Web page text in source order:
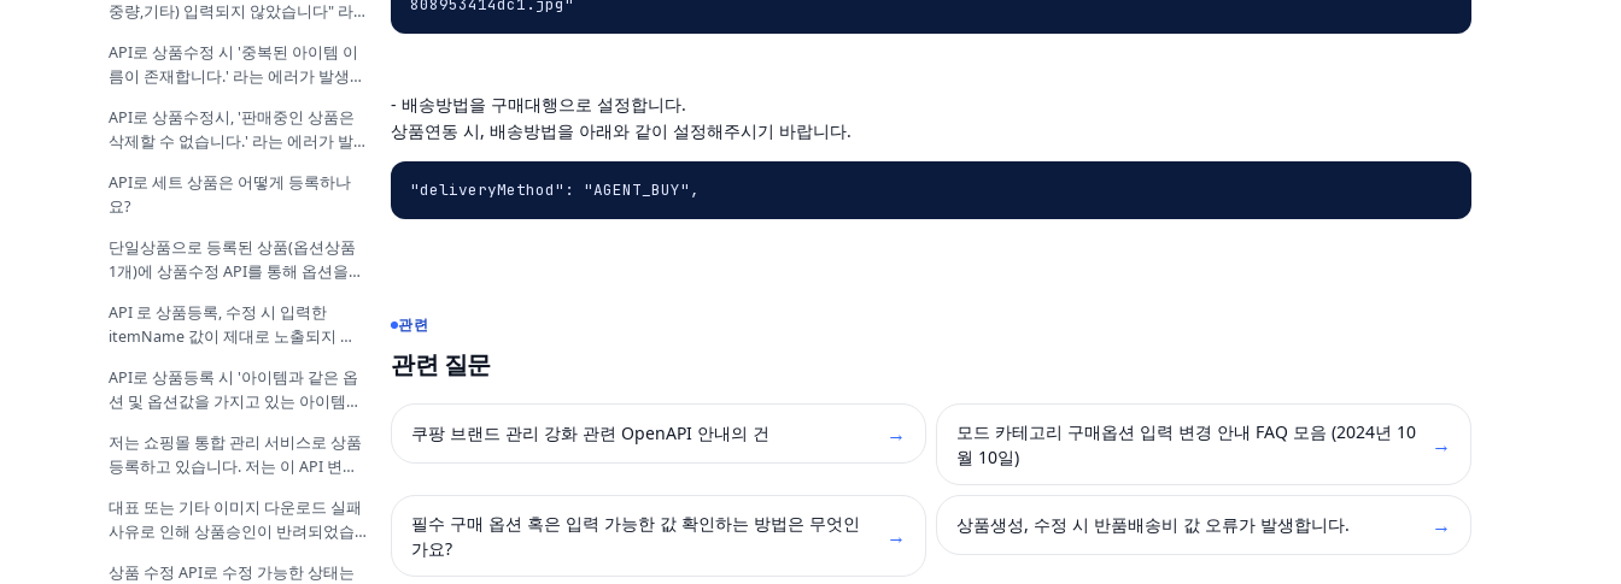
중량,기타) 입력되지 않았습니다" 라
API로 상품수정 시 '중복된 아이템 이
름이 존재합니다.' 라는 에러가 발생합
API로 상품수정시, '판매중인 상품은
삭제할 수 없습니다.' 라는 에러가 발
API로 세트 상품은 어떻게 등록하나
요?
단일상품으로 등록된 상품(옵션상품
1개)에 상품수정 API를 통해 옵션을
API 로 상품등록, 수정 시 입력한
itemName 값이 제대로 노출되지 않
API로 상품등록 시 '아이템과 같은 옵
션 및 옵션값을 가지고 있는 아이템이
생합니다.
저는 쇼핑몰 통합 관리 서비스로 상품
등록하고 있습니다. 저는 이 API 변경
대표 또는 기타 이미지 다운로드 실패
사유로 인해 상품승인이 반려되었습
상품 수정 API로 수정 가능한 상태는
- 배송방법을 구매대행으로 설정합니다.
상품연동 시, 배송방법을 아래와 같이 설정해주시기 바랍니다.
"deliveryMethod": "AGENT_BUY",
관련
관련 질문
쿠팡 브랜드 관리 강화 관련 OpenAPI 안내의 건 →
모드 카테고리 구매옵션 입력 변경 안내 FAQ 모음 (2024년 10
월 10일)
→
필수 구매 옵션 혹은 입력 가능한 값 확인하는 방법은 무엇인
가요?
→ 상품생성, 수정 시 반품배송비 값 오류가 발생합니다. →